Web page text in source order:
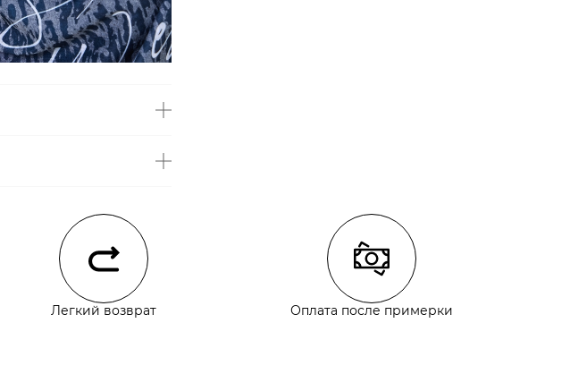
Легкий возврат Оплата после примерки